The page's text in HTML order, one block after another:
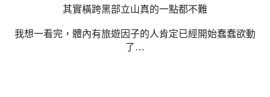
其實橫跨黑部立山真的一點都不難
我想一看完，體內有旅遊因子的人肯定已經開始蠢蠢欲動
了…